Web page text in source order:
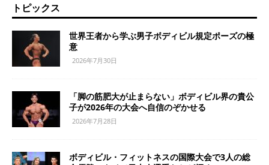
トピックス
世界王者から学ぶ男子ボディビル規定ポーズの極
意
2026年7月30日
「脚の筋肥大が止まらない」ボディビル界の貴公
子が2026年の大会へ自信のぞかせる
2026年7月28日
ボディビル・フィットネスの国際大会で3人の総